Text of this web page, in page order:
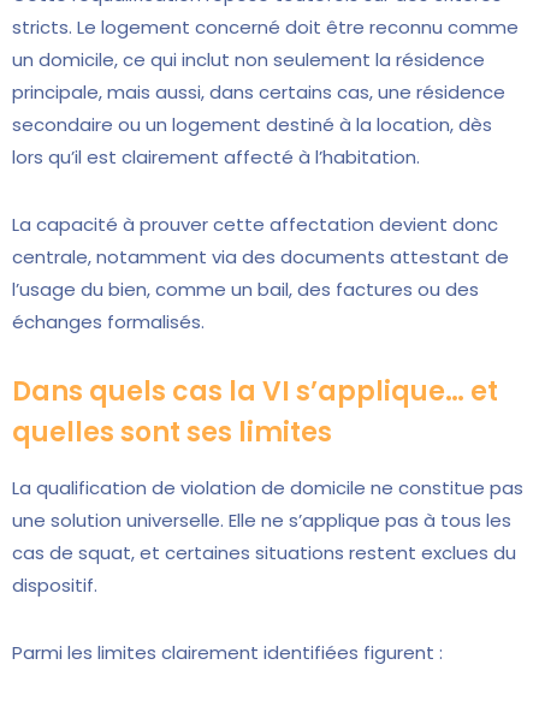
stricts. Le logement concerné doit être reconnu comme
un domicile, ce qui inclut non seulement la résidence
principale, mais aussi, dans certains cas, une résidence
secondaire ou un logement destiné à la location, dès
lors qu’il est clairement affecté à l’habitation.
La capacité à prouver cette affectation devient donc
centrale, notamment via des documents attestant de
l’usage du bien, comme un bail, des factures ou des
échanges formalisés.
Dans quels cas la VI s’applique… et
quelles sont ses limites
La qualification de violation de domicile ne constitue pas
une solution universelle. Elle ne s’applique pas à tous les
cas de squat, et certaines situations restent exclues du
dispositif.
Parmi les limites clairement identifiées figurent :